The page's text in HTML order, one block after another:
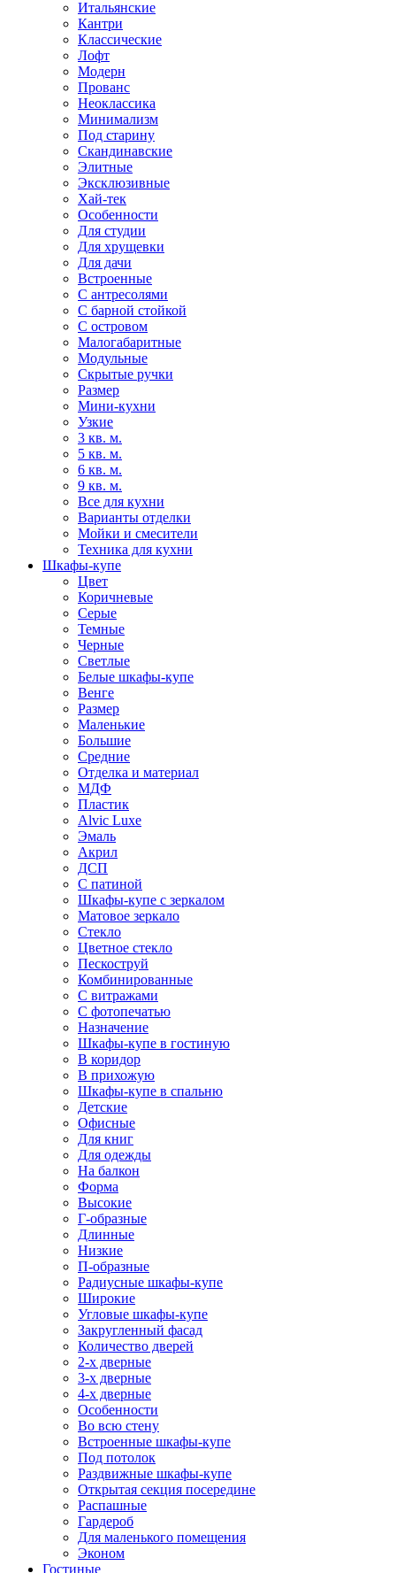
Итальянские
Кантри
Классические
Лофт
Модерн
Прованс
Неоклассика
Минимализм
Под старину
Скандинавские
Элитные
Эксклюзивные
Хай-тек
Особенности
Для студии
Для хрущевки
Для дачи
Встроенные
С антресолями
С барной стойкой
С островом
Малогабаритные
Модульные
Скрытые ручки
Размер
Мини-кухни
Узкие
3 кв. м.
5 кв. м.
6 кв. м.
9 кв. м.
Все для кухни
Варианты отделки
Мойки и смесители
Техника для кухни
Шкафы-купе
Цвет
Коричневые
Серые
Темные
Черные
Светлые
Белые шкафы-купе
Венге
Размер
Маленькие
Большие
Средние
Отделка и материал
МДФ
Пластик
Alvic Luxe
Эмаль
Акрил
ДСП
С патиной
Шкафы-купе с зеркалом
Матовое зеркало
Стекло
Цветное стекло
Пескоструй
Комбинированные
С витражами
С фотопечатью
Назначение
Шкафы-купе в гостиную
В коридор
В прихожую
Шкафы-купе в спальню
Детские
Офисные
Для книг
Для одежды
На балкон
Форма
Высокие
Г-образные
Длинные
Низкие
П-образные
Радиусные шкафы-купе
Широкие
Угловые шкафы-купе
Закругленный фасад
Количество дверей
2-х дверные
3-х дверные
4-х дверные
Особенности
Во всю стену
Встроенные шкафы-купе
Под потолок
Раздвижные шкафы-купе
Открытая секция посередине
Распашные
Гардероб
Для маленького помещения
Эконом
Гостиные